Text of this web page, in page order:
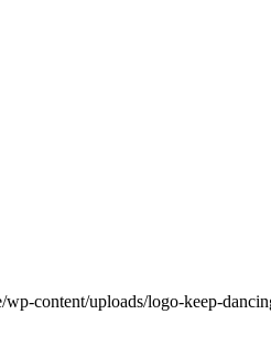
wp-content/uploads/logo-keep-